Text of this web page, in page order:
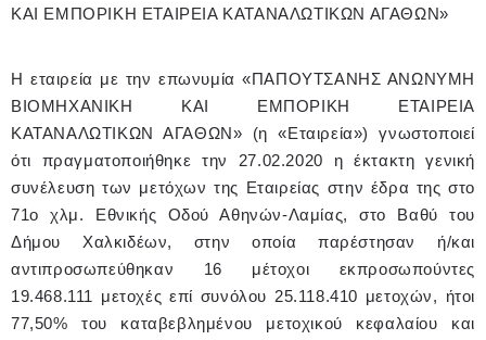
ΚΑΙ ΕΜΠΟΡΙΚΗ ΕΤΑΙΡΕΙΑ ΚΑΤΑΝΑΛΩΤΙΚΩΝ ΑΓΑΘΩΝ»
Η εταιρεία με την επωνυμία «ΠΑΠΟΥΤΣΑΝΗΣ ΑΝΩΝΥΜΗ
ΒΙΟΜΗΧΑΝΙΚΗ ΚΑΙ ΕΜΠΟΡΙΚΗ ΕΤΑΙΡΕΙΑ
ΚΑΤΑΝΑΛΩΤΙΚΩΝ ΑΓΑΘΩΝ» (η «Εταιρεία») γνωστοποιεί
ότι πραγματοποιήθηκε την 27.02.2020 η έκτακτη γενική
συνέλευση των μετόχων της Εταιρείας στην έδρα της στο
71ο χλμ. Εθνικής Οδού Αθηνών-Λαμίας, στο Βαθύ του
Δήμου Χαλκιδέων, στην οποία παρέστησαν ή/και
αντιπροσωπεύθηκαν 16 μέτοχοι εκπροσωπούντες
19.468.111 μετοχές επί συνόλου 25.118.410 μετοχών, ήτοι
77,50% του καταβεβλημένου μετοχικού κεφαλαίου και